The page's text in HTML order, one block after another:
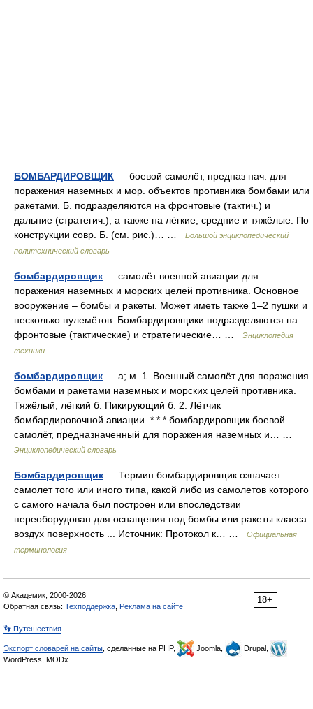
БОМБАРДИРОВЩИК — боевой самолёт, предназ нач. для
поражения наземных и мор. объектов противника бомбами или
ракетами. Б. подразделяются на фронтовые (тактич.) и
дальние (стратегич.), а также на лёгкие, средние и тяжёлые. По
конструкции совр. Б. (см. рис.)… …
Большой энциклопедический
политехнический словарь
бомбардировщик — самолёт военной авиации для
поражения наземных и морских целей противника. Основное
вооружение – бомбы и ракеты. Может иметь также 1–2 пушки и
несколько пулемётов. Бомбардировщики подразделяются на
фронтовые (тактические) и стратегические… …
Энциклопедия
техники
бомбардировщик — а; м. 1. Военный самолёт для поражения
бомбами и ракетами наземных и морских целей противника.
Тяжёлый, лёгкий б. Пикирующий б. 2. Лётчик
бомбардировочной авиации. * * * бомбардировщик боевой
самолёт, предназначенный для поражения наземных и… …
Энциклопедический словарь
Бомбардировщик — Термин бомбардировщик означает
самолет того или иного типа, какой либо из самолетов которого
с самого начала был построен или впоследствии
переоборудован для оснащения под бомбы или ракеты класса
воздух поверхность ... Источник: Протокол к… …
Официальная
терминология
18+
© Академик, 2000-2026
Обратная связь: Техподдержка Реклама на сайте
👣 Путешествия
Экспорт словарей на сайты , сделанные на PHP, Joomla,
Drupal,
WordPress, MODx.